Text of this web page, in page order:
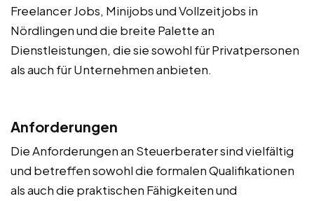
Freelancer Jobs, Minijobs und Vollzeitjobs in
Nördlingen und die breite Palette an
Dienstleistungen, die sie sowohl für Privatpersonen
als auch für Unternehmen anbieten.
Anforderungen
Die Anforderungen an Steuerberater sind vielfältig
und betreffen sowohl die formalen Qualifikationen
als auch die praktischen Fähigkeiten und